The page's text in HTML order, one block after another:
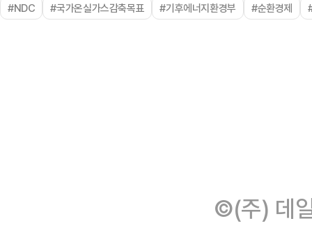
#NDC #국가온실가스감축목표 #기후에너지환경부 #순환경제
©(주) 데